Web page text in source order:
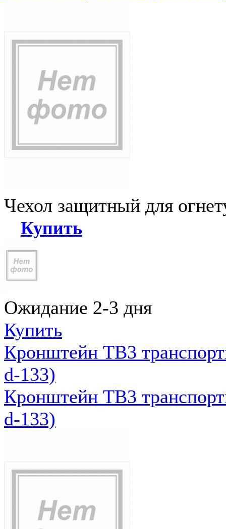
Чехол защитный для
Купить
Ожидание 2-3 дня
Купить
Кронштейн ТВ3
d-133)
Кронштейн ТВ3
d-133)